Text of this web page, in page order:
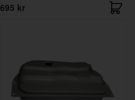
695 kr